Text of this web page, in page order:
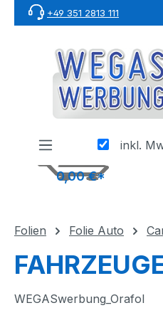
Zum Hauptinhalt springen
+49 351 2813 111
inkl.
0,00 €*
Folien Folie Auto
WEGASwerbung_Orafol